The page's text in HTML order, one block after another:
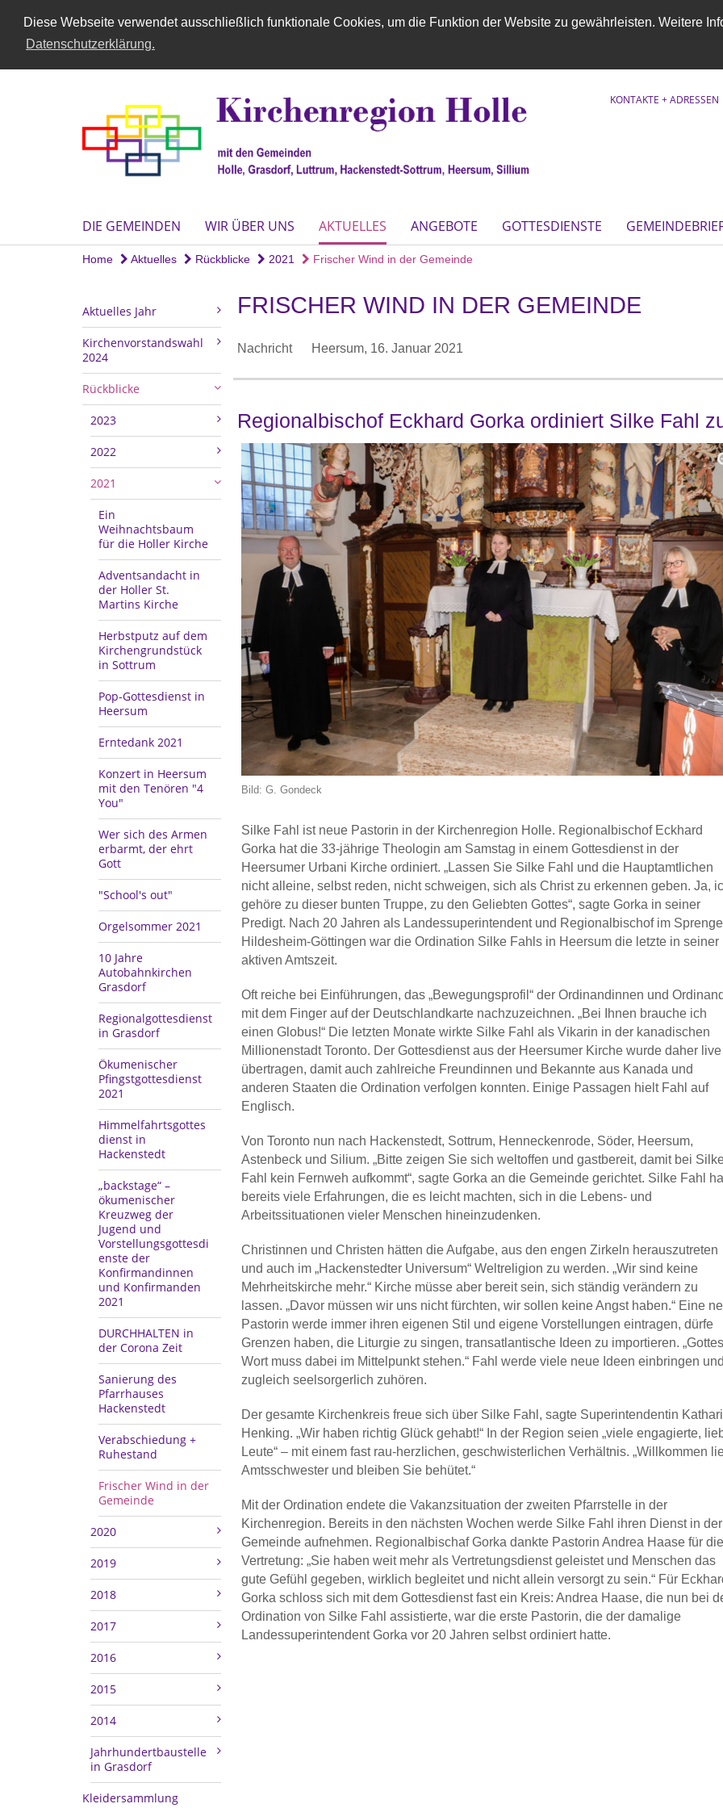
Diese Webseite verwendet ausschließlich funktionale Cookies, um die Funktion der Website zu gewährleisten. Weitere
Datenschutzerklärung.
KONTAKTE + ADRESSEN
DIE GEMEINDEN WIR ÜBER UNS AKTUELLES ANGEBOTE GOTTESDIENSTE
Home Aktuelles Rückblicke 2021 Frischer Wind in der Gemeinde
Aktuelles Jahr
Kirchenvorstandswahl
2024
Rückblicke
2023
2022
2021
Ein
Weihnachtsbaum
für die Holler Kirche
Adventsandacht in
der Holler St.
Martins Kirche
Herbstputz auf dem
Kirchengrundstück
in Sottrum
Pop-Gottesdienst in
Heersum
Erntedank 2021
Konzert in Heersum
mit den Tenören "4
You"
Wer sich des Armen
erbarmt, der ehrt
Gott
"School's out"
Orgelsommer 2021
10 Jahre
Autobahnkirchen
Grasdorf
Regionalgottesdienst
in Grasdorf
Ökumenischer
Pfingstgottesdienst
2021
Himmelfahrtsgottes
dienst in
Hackenstedt
„backstage“ –
ökumenischer
Kreuzweg der
Jugend und
Vorstellungsgottesdi
enste der
Konfirmandinnen
und Konfirmanden
2021
DURCHHALTEN in
der Corona Zeit
Sanierung des
Pfarrhauses
Hackenstedt
Verabschiedung +
Ruhestand
Frischer Wind in der
Gemeinde
2020
2019
2018
2017
2016
2015
2014
Jahrhundertbaustelle
in Grasdorf
Kleidersammlung
FRISCHER WIND IN DER GEMEINDE
Nachricht Heersum, 16. Januar 2021
Regionalbischof Eckhard Gorka ordiniert Silke Fahl
Bild: G. Gondeck
Silke Fahl ist neue Pastorin in der Kirchenregion Holle. Regionalbischof Eckhard
Gorka hat die 33-jährige Theologin am Samstag in einem Gottesdienst in der
Heersumer Urbani Kirche ordiniert. „Lassen Sie Silke Fahl und die Hauptamtlichen
nicht alleine, selbst reden, nicht schweigen, sich als Christ zu erkennen geben. Ja,
gehöre zu dieser bunten Truppe, zu den Geliebten Gottes“, sagte Gorka in seiner
Predigt. Nach 20 Jahren als Landessuperintendent und Regionalbischof im Sprengel
Hildesheim-Göttingen war die Ordination Silke Fahls in Heersum die letzte in seiner
aktiven Amtszeit.
Oft reiche bei Einführungen, das „Bewegungsprofil“ der Ordinandinnen und
mit dem Finger auf der Deutschlandkarte nachzuzeichnen. „Bei Ihnen brauche ich
einen Globus!“ Die letzten Monate wirkte Silke Fahl als Vikarin in der kanadischen
Millionenstadt Toronto. Der Gottesdienst aus der Heersumer Kirche wurde daher live
übertragen, damit auch zahlreiche Freundinnen und Bekannte aus Kanada und
anderen Staaten die Ordination verfolgen konnten. Einige Passagen hielt Fahl auf
Englisch.
Von Toronto nun nach Hackenstedt, Sottrum, Henneckenrode, Söder, Heersum,
Astenbeck und Silium. „Bitte zeigen Sie sich weltoffen und gastbereit, damit bei
Fahl kein Fernweh aufkommt“, sagte Gorka an die Gemeinde gerichtet. Silke Fahl
bereits viele Erfahrungen, die es leicht machten, sich in die Lebens- und
Arbeitssituationen vieler Menschen hineinzudenken.
Christinnen und Christen hätten die Aufgabe, aus den engen Zirkeln herauszutreten
und auch im „Hackenstedter Universum“ Weltreligion zu werden. „Wir sind keine
Mehrheitskirche mehr.“ Kirche müsse aber bereit sein, sich ständig verändern zu
lassen. „Davor müssen wir uns nicht fürchten, wir sollen keine Angst haben.“ Eine
Pastorin werde immer ihren eigenen Stil und eigene Vorstellungen eintragen, dürfe
Grenzen haben, die Liturgie zu singen, transatlantische Ideen zu importieren. „Gottes
Wort muss dabei im Mittelpunkt stehen.“ Fahl werde viele neue Ideen einbringen und
zugleich seelsorgerlich zuhören.
Der gesamte Kirchenkreis freue sich über Silke Fahl, sagte Superintendentin
Henking. „Wir haben richtig Glück gehabt!“ In der Region seien „viele engagierte,
Leute“ – mit einem fast rau-herzlichen, geschwisterlichen Verhältnis. „Willkommen
Amtsschwester und bleiben Sie behütet.“
Mit der Ordination endete die Vakanzsituation der zweiten Pfarrstelle in der
Kirchenregion. Bereits in den nächsten Wochen werde Silke Fahl ihren Dienst in der
Gemeinde aufnehmen. Regionalbischaf Gorka dankte Pastorin Andrea Haase für die
Vertretung: „Sie haben weit mehr als Vertretungsdienst geleistet und Menschen das
gute Gefühl gegeben, wirklich begleitet und nicht allein versorgt zu sein.“ Für
Gorka schloss sich mit dem Gottesdienst fast ein Kreis: Andrea Haase, die nun bei
Ordination von Silke Fahl assistierte, war die erste Pastorin, die der damalige
Landessuperintendent Gorka vor 20 Jahren selbst ordiniert hatte.